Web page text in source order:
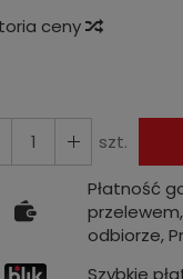
ceny
szt.
Płatność
odbiorze,
Szybkie